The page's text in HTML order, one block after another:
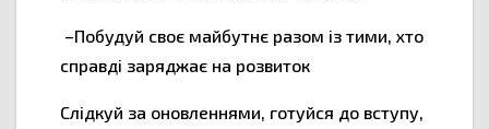
–Побудуй своє майбутнє разом із тими, хто
справді заряджає на розвиток
Слідкуй за оновленнями, готуйся до вступу,